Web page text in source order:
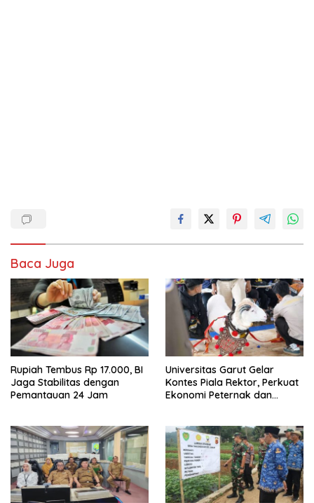
Baca Juga
Rupiah Tembus Rp 17.000, BI
Jaga Stabilitas dengan
Pemantauan 24 Jam
Universitas Garut Gelar
Kontes Piala Rektor, Perkuat
Ekonomi Peternak dan